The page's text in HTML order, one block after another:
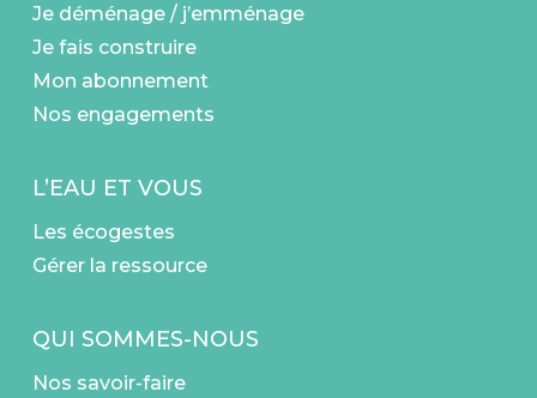
Je déménage / j’emménage
Je fais construire
Mon abonnement
Nos engagements
L’EAU ET VOUS
Les écogestes
Gérer la ressource
QUI SOMMES-NOUS
Nos savoir-faire